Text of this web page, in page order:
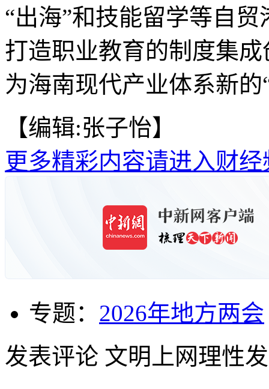
“出海”和技能留学等自
打造职业教育的制度集
为海南现代产业体系新的
【编辑:张子怡】
更多精彩内容请进入财经
专题： 2026年地方两会
发表评论 文明上网理性